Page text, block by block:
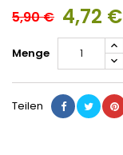
5,90 € 4,72 €
Menge
Teilen